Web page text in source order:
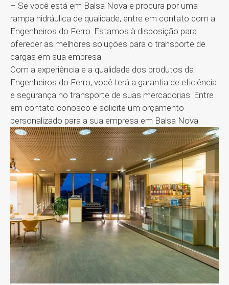
– Se você está em Balsa Nova e procura por uma
rampa hidráulica de qualidade, entre em contato com a
Engenheiros do Ferro. Estamos à disposição para
oferecer as melhores soluções para o transporte de
cargas em sua empresa.
Com a experiência e a qualidade dos produtos da
Engenheiros do Ferro, você terá a garantia de eficiência
e segurança no transporte de suas mercadorias. Entre
em contato conosco e solicite um orçamento
personalizado para a sua empresa em Balsa Nova.